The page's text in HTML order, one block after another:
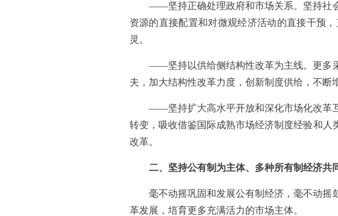
——坚持正确处理政府和市场关系。坚持社
资源的直接配置和对微观经济活动的直接干预
灵。
——坚持以供给侧结构性改革为主线。更多
夫，加大结构性改革力度，创新制度供给，不断
——坚持扩大高水平开放和深化市场化改革
转变，吸收借鉴国际成熟市场经济制度经验和
改革。
二、坚持公有制为主体、多种所有制经济共
毫不动摇巩固和发展公有制经济，毫不动
革发展，培育更多充满活力的市场主体。